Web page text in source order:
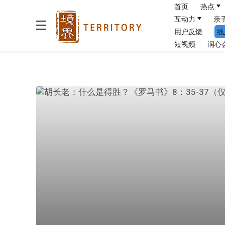
首页
热点
互动力
亲
用户反馈
短视频
润心